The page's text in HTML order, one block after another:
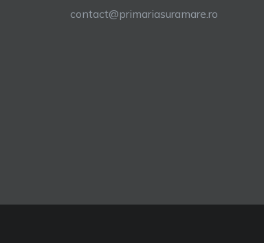
contact@primariasuramare.ro